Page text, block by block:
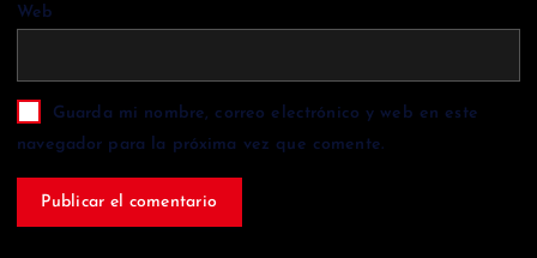
Web
Guarda mi nombre, correo electrónico y web en este
navegador para la próxima vez que comente.